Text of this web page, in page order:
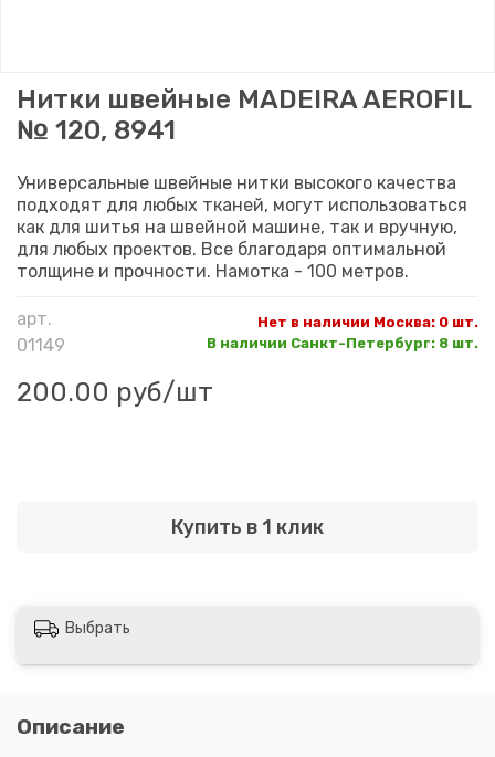
арт.
01149
Нет в наличии Москва: 0 шт.
В наличии Санкт-Петербург: 8 шт.
Нитки швейные MADEIRA AEROFIL
№ 120, 8941
200.00 руб/шт
Купить в 1 клик
Универсальные швейные нитки высокого качества
подходят для любых тканей, могут использоваться
как для шитья на швейной машине, так и вручную,
для любых проектов. Все благодаря оптимальной
толщине и прочности. Намотка - 100 метров.
Выбрать
Описание